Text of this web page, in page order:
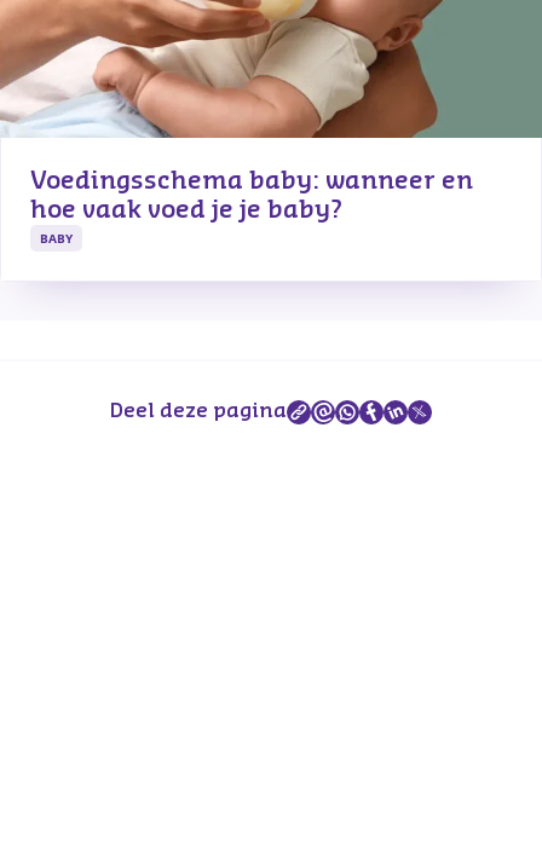
Voedingsschema baby: wanneer en
hoe vaak voed je je baby?
BABY
Deel deze pagina